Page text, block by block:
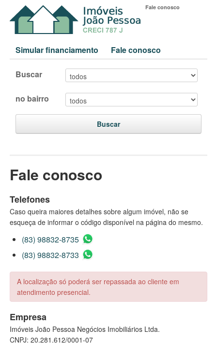
Fale conosco
Simular financiamento Fale conosco
Buscar
no bairro
Buscar
Fale conosco
Telefones
Caso queira maiores detalhes sobre algum imóvel, não se
esqueça de informar o código disponível na página do mesmo.
(83) 98832-8735
(83) 98832-8733
A localização só poderá ser repassada ao cliente em
atendimento presencial.
Empresa
Imóveis João Pessoa Negócios Imobiliários Ltda.
CNPJ: 20.281.612/0001-07